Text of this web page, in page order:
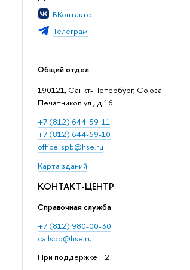
ВКонтакте
Телеграм
Общий отдел
190121, Санкт-Петербург, Союза
Печатников ул., д.16
+7 (812) 644-59-11
+7 (812) 644-59-10
office-spb@hse.ru
Карта зданий
КОНТАКТ-ЦЕНТР
Справочная служба
+7 (812) 980-00-30
callspb@hse.ru
При поддержке T2